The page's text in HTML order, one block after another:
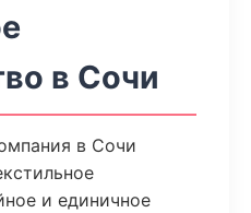
в Сочи
в Сочи
и единичное